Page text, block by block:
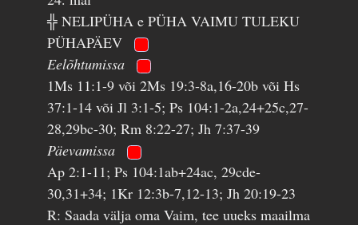
╬ NELIPÜHA e PÜHA VAIMU TULEKU
PÜHAPÄEV
Eelõhtumissa
1Ms 11:1-9 või 2Ms 19:3-8a,16-20b või Hs
37:1-14 või Jl 3:1-5; Ps 104:1-2a,24+25c,27-
28,29bc-30; Rm 8:22-27; Jh 7:37-39
Päevamissa
Ap 2:1-11; Ps 104:1ab+24ac, 29cde-
30,31+34; 1Kr 12:3b-7,12-13; Jh 20:19-23
R: Saada välja oma Vaim, tee uueks maailma